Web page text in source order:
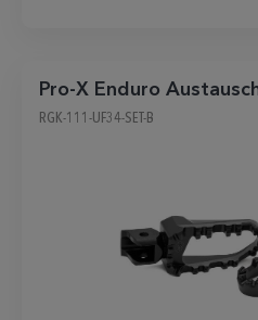
Pro-X Enduro
schwarz
RGK-111-UF34-SET-B